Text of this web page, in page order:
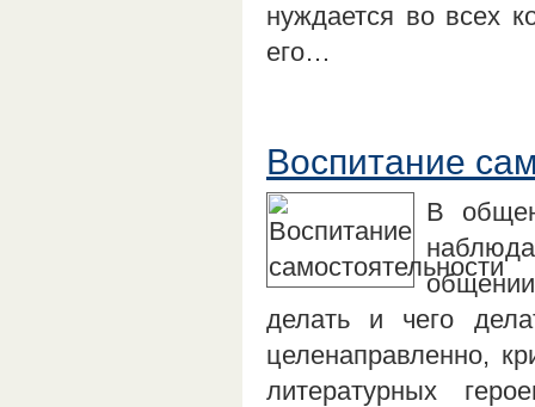
нуждается во всех
его…
Воспитание
В
делать и чего
целенаправленно,
литературных